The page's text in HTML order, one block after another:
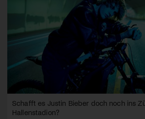
Schafft es Justin Bieber doch noch ins
Hallenstadion?